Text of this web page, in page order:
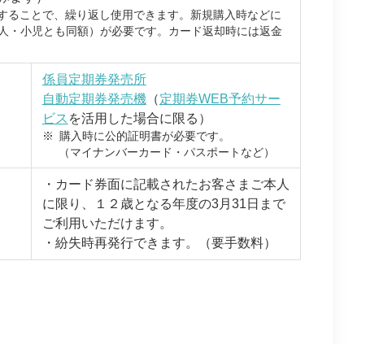
ることで、繰り返し使用できます。新規購入時などに
・小児とも同額）が必要です。カード返却時には返金
係員定期券発売所
自動定期券発売機（定期券WEB予約サー
ビス を活用した場合に限る）
※ 購入時に公的証明書が必要です。
（マイナンバーカード・パスポートなど）
・カード券面に記載されたお客さまご本人
に限り、１２歳となる年度の3月31日まで
ご利用いただけます。
・紛失時再発行できます。（要手数料）